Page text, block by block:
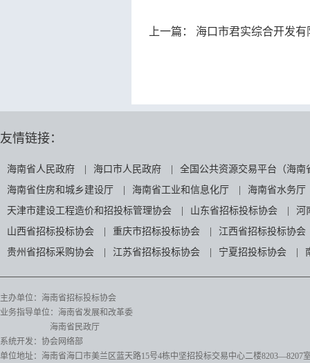
上一篇： 海口市君实综合开发有限责任公司
友情链接：
海南省人民政府 海口市人民政府
全国公共资源交易平台（海南
海南省住房和城乡建设厅
海南省工业和信息化厅
海南省水务厅
天津市建设工程造价和招投标管理协会
山东省招标投标协会
河
山西省招标投标协会
重庆市招标投标协会
江西省招标投标协会
贵州省招标采购协会
江苏省招标投标协会 宁夏招投标协会
主办单位：海南省招标投标协会
业务指导单位：海南省发展和改革委
海南省民政厅
系统开发：协会网络部
单位地址：海南省海口市美兰区蓝天路15号4栋中坚招投标交易中心二楼8203—8207